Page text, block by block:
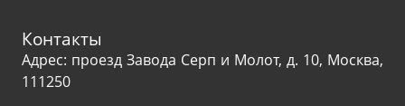
Контакты
Адрес: проезд Завода Серп и Молот, д. 10, Москва,
111250